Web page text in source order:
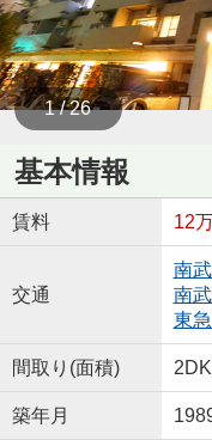
1 / 26
基本情報
賃料 12
交通
南
南
東
間取り(面積)
築年月